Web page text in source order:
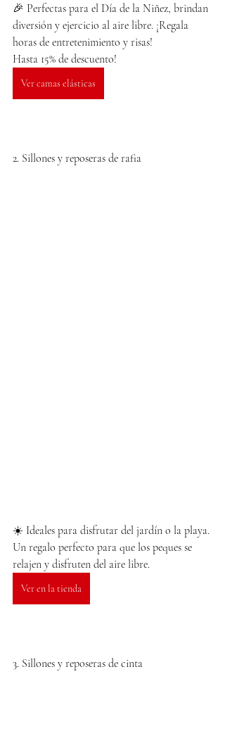
🎉 Perfectas para el Día de la Niñez, brindan
diversión y ejercicio al aire libre. ¡Regala
horas de entretenimiento y risas!
Hasta 15% de descuento!
Ver camas elásticas
2. Sillones y reposeras de rafia
☀️ Ideales para disfrutar del jardín o la playa.
Un regalo perfecto para que los peques se
relajen y disfruten del aire libre.
Ver en la tienda
3. Sillones y reposeras de cinta